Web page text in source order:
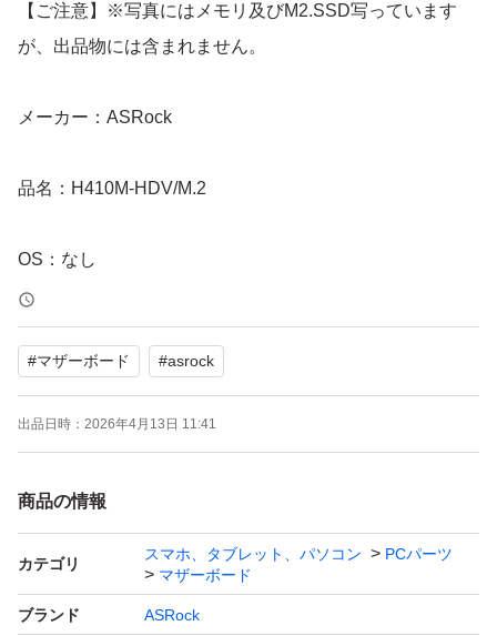
【ご注意】※写真にはメモリ及びM2.SSD写っています
が、出品物には含まれません。
メーカー：ASRock
品名：H410M-HDV/M.2
OS：なし
CPU ：Intel Celeron g5905
第10世代CPU
メモリ：なし
ん。
ストレージ：なし
※写真にはM2.SSD写っていますが、出品物には含まれま
#マザーボード #asrock
出品日時： 2026年4月13日 11:41
商品の情報
カテゴリ
スマホ、タブレット、パソコン
PCパーツ
マザーボード
ブランド ASRock